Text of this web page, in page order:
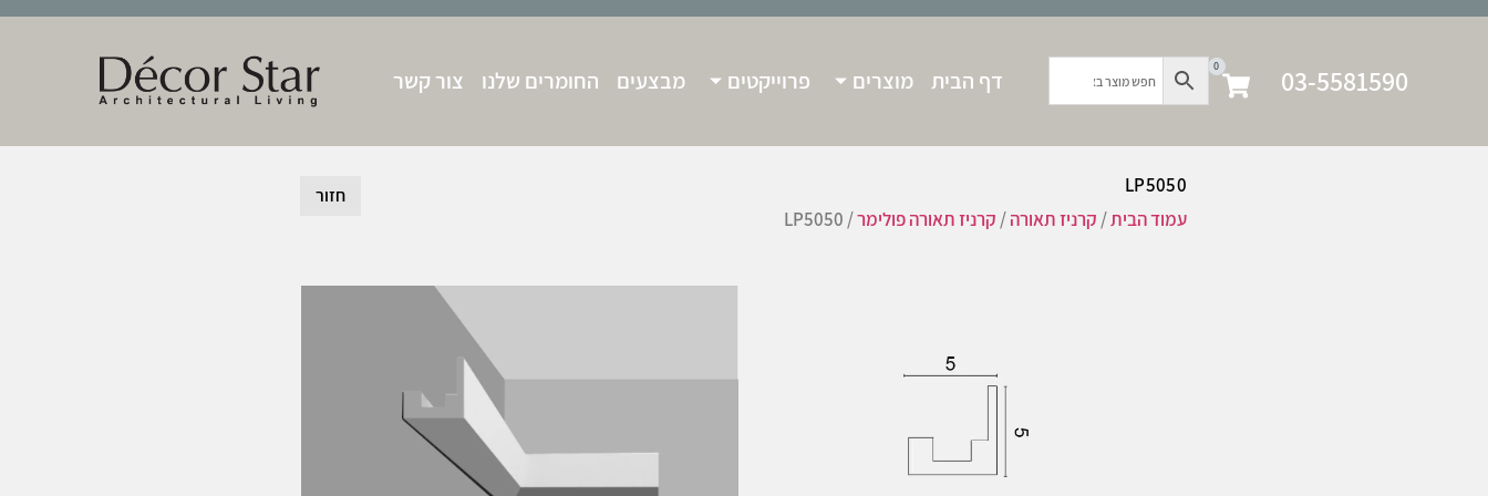
03-5581590
0
דף הבית מוצרים פרוייקטים מבצעים החומרים שלנו צור קשר
LP5050
עמוד הבית/ קרניז תאורה/ קרניז תאורה פולימר/ LP5050
חזור